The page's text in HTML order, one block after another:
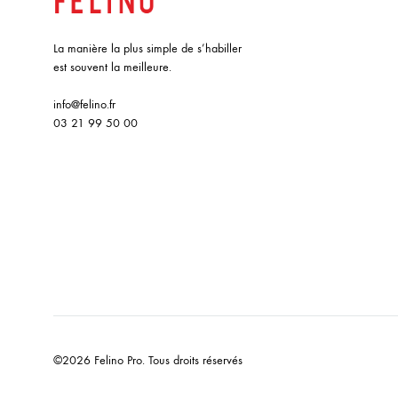
La manière la plus simple de s’habiller
est souvent la meilleure.
info@felino.fr
03 21 99 50 00
©2026 Felino Pro. Tous droits réservés